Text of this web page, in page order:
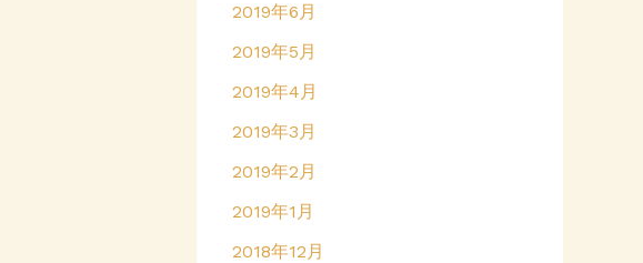
2019年6月
2019年5月
2019年4月
2019年3月
2019年2月
2019年1月
2018年12月